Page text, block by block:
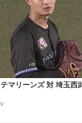
マリーンズ 対 埼玉西